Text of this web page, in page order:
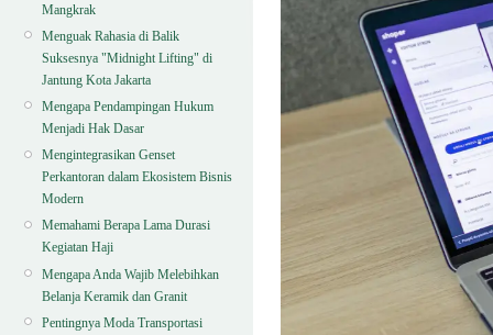
Mangkrak
Menguak Rahasia di Balik
Suksesnya "Midnight Lifting" di
Jantung Kota Jakarta
Mengapa Pendampingan Hukum
Menjadi Hak Dasar
Mengintegrasikan Genset
Perkantoran dalam Ekosistem Bisnis
Modern
Memahami Berapa Lama Durasi
Kegiatan Haji
Mengapa Anda Wajib Melebihkan
Belanja Keramik dan Granit
Pentingnya Moda Transportasi